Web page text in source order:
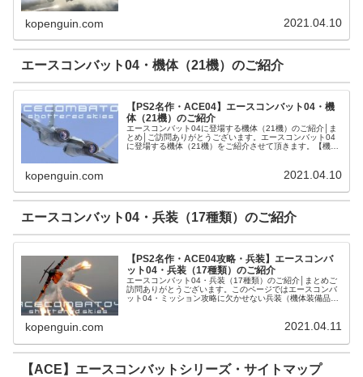
kopenguin.com 2021.04.10
エースコンバット04・機体（21機）のご紹介
【PS2名作・ACE04】エースコンバット04・機
体（21機）のご紹介
エースコンバット04に登場する機体（21機）のご紹介│ま
とめ│ご訪問ありがとうございます。エースコンバット04
に登場する機体（21機）をご紹介させて頂きます。【機体
kopenguin.com 2021.04.10
エースコンバット04・兵装（17種類）のご紹介
【PS2名作・ACE04攻略・兵装】エースコンバ
ット04・兵装（17種類）のご紹介
エースコンバット04・兵装（17種類）のご紹介│まとめご
訪問ありがとうございます。このページではエースコンバ
ット04・ミッション攻略に欠かせない兵装（機体装備品・
kopenguin.com 2021.04.11
【ACE】エースコンバットシリーズ・サイトマップ